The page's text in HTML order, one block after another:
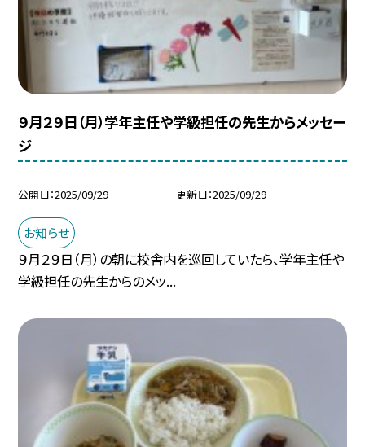
９月２９日（月）学年主任や学級担任の先生からメッセー
ジ
公開日 2025/09/29 更新日 2025/09/29
お知らせ
９月２９日（月）の朝に校舎内を巡回していたら、学年主任や
学級担任の先生からのメッ...